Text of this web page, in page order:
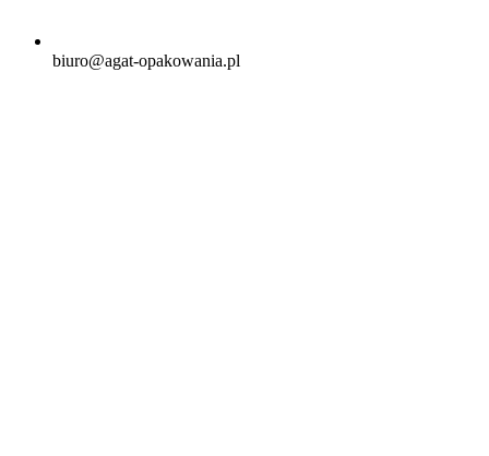
biuro@agat-opakowania.pl